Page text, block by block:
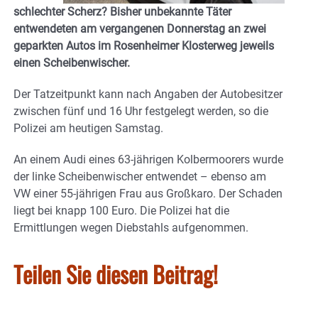
schlechter Scherz? Bisher unbekannte Täter
entwendeten am vergangenen Donnerstag an zwei
geparkten Autos im Rosenheimer Klosterweg jeweils
einen Scheibenwischer.
Der Tatzeitpunkt kann nach Angaben der Autobesitzer
zwischen fünf und 16 Uhr festgelegt werden, so die
Polizei am heutigen Samstag.
An einem Audi eines 63-jährigen Kolbermoorers wurde
der linke Scheibenwischer entwendet – ebenso am
VW einer 55-jährigen Frau aus Großkaro. Der Schaden
liegt bei knapp 100 Euro. Die Polizei hat die
Ermittlungen wegen Diebstahls aufgenommen.
Teilen Sie diesen Beitrag!